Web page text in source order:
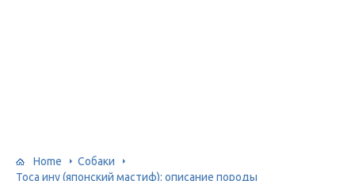
Home
Собаки
Тоса ину (японский мастиф): описание породы